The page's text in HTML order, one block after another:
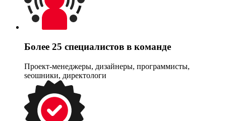
Более 25 специалистов в команде
Проект-менеджеры, дизайнеры, программисты,
seoшники, директологи